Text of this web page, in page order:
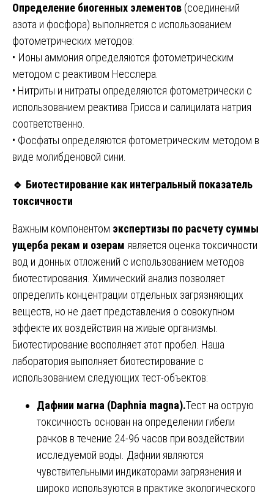
Определение биогенных элементов (соединений
азота и фосфора) выполняется с использованием
фотометрических методов:
• Ионы аммония определяются фотометрическим
методом с реактивом Несслера.
• Нитриты и нитраты определяются фотометрически с
использованием реактива Грисса и салицилата натрия
соответственно.
• Фосфаты определяются фотометрическим методом в
виде молибденовой сини.
🔹 Биотестирование как интегральный показатель
токсичности
Важным компонентом экспертизы по расчету суммы
ущерба рекам и озерам является оценка токсичности
вод и донных отложений с использованием методов
биотестирования. Химический анализ позволяет
определить концентрации отдельных загрязняющих
веществ, но не дает представления о совокупном
эффекте их воздействия на живые организмы.
Биотестирование восполняет этот пробел. Наша
лаборатория выполняет биотестирование с
использованием следующих тест-объектов:
Дафнии магна (Daphnia magna).Тест на острую
токсичность основан на определении гибели
рачков в течение 24-96 часов при воздействии
исследуемой воды. Дафнии являются
чувствительными индикаторами загрязнения и
широко используются в практике экологического